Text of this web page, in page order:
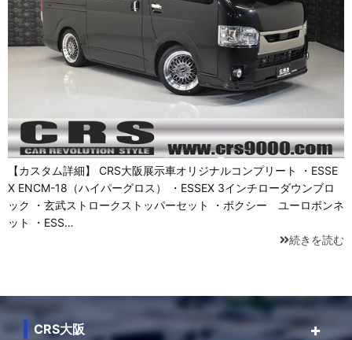
【カスタム詳細】 CRS大阪展示車オリジナルコンプリート ・ESSE
X ENCM-18（ハイパーグロス） ・ESSEX 3インチローダウンブロ
ック ・玄武ストロークストッパーセット ・ボクシー ユーロボンネ
ット ・ESS…
続きを読む
CRS大阪